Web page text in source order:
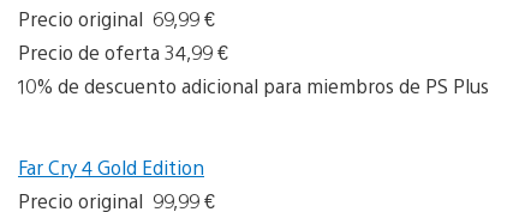
Precio original 69,99 €
Precio de oferta 34,99 €
10% de descuento adicional para miembros de PS Plus
Far Cry 4 Gold Edition
Precio original 99,99 €